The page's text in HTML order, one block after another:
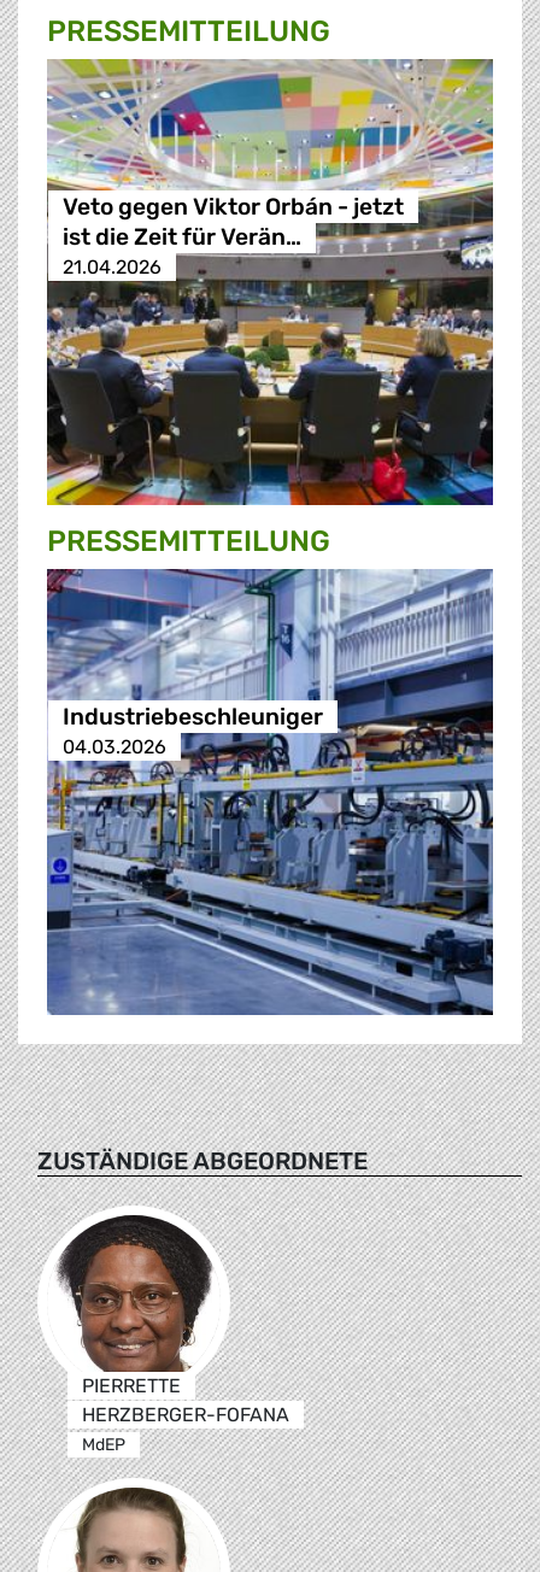
PRESSE­MITTEILUNG
Veto gegen Viktor Orbán - jetzt
ist die Zeit für Verän…
21.04.2026
PRESSE­MITTEILUNG
Industriebeschleuniger
04.03.2026
ZUSTÄNDIGE ABGEORDNETE
PIERRETTE
HERZBERGER-FOFANA
MdEP